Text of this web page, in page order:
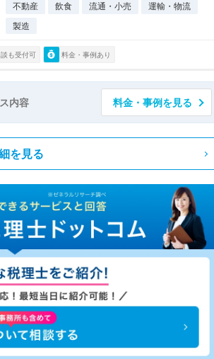
不動産 飲食 流通・小売
運輸・物流
製造
も受付可 料金・事例あり
内容 料金・事例を見る
を見る